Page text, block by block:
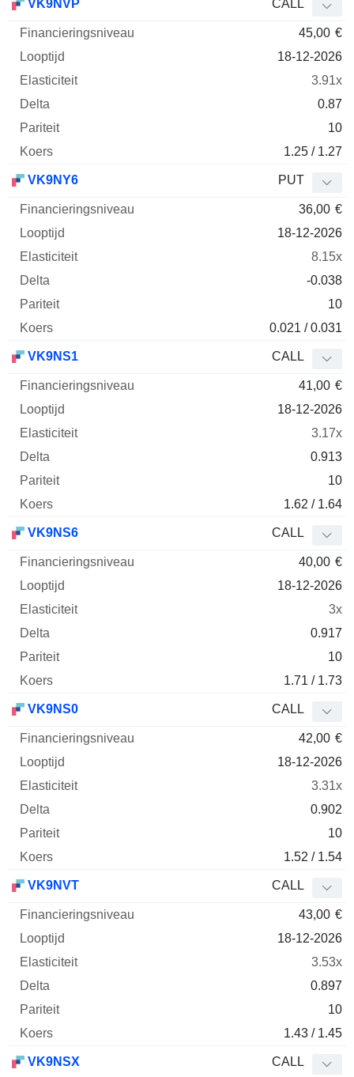
VK9NVP CALL
45,00 €
18-12-2026
3.91x
0.87
10
1.25 / 1.27
VK9NY6 PUT
36,00 €
18-12-2026
8.15x
-0.038
10
0.021 / 0.031
VK9NS1 CALL
41,00 €
18-12-2026
3.17x
0.913
10
1.62 / 1.64
VK9NS6 CALL
40,00 €
18-12-2026
3x
0.917
10
1.71 / 1.73
VK9NS0 CALL
42,00 €
18-12-2026
3.31x
0.902
10
1.52 / 1.54
VK9NVT CALL
43,00 €
18-12-2026
3.53x
0.897
10
1.43 / 1.45
VK9NSX CALL